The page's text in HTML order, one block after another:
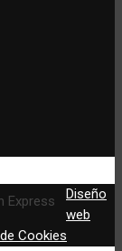
Diseño
web
Cookies